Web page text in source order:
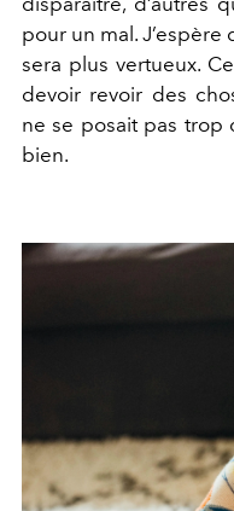
pour un mal.
sera plus vertueux.
devoir revoir des
ne se posait pas trop
bien.